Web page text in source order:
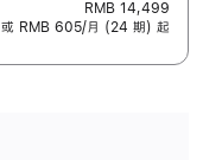
RMB 14,499
或 RMB 605/月 (24 期) 起